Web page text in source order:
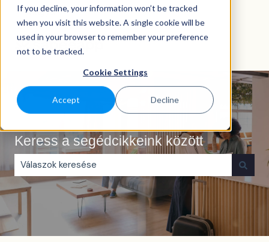
If you decline, your information won’t be tracked
when you visit this website. A single cookie will be
used in your browser to remember your preference
not to be tracked.
Cookie Settings
Accept Decline
MagyarAlmenü megjelenítése fordításokhoz
Keress a segédcikkeink között
Nincs javaslat, mert üres a keresőmező.